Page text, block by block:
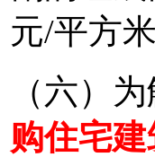
元/平方米
（六）
购住宅